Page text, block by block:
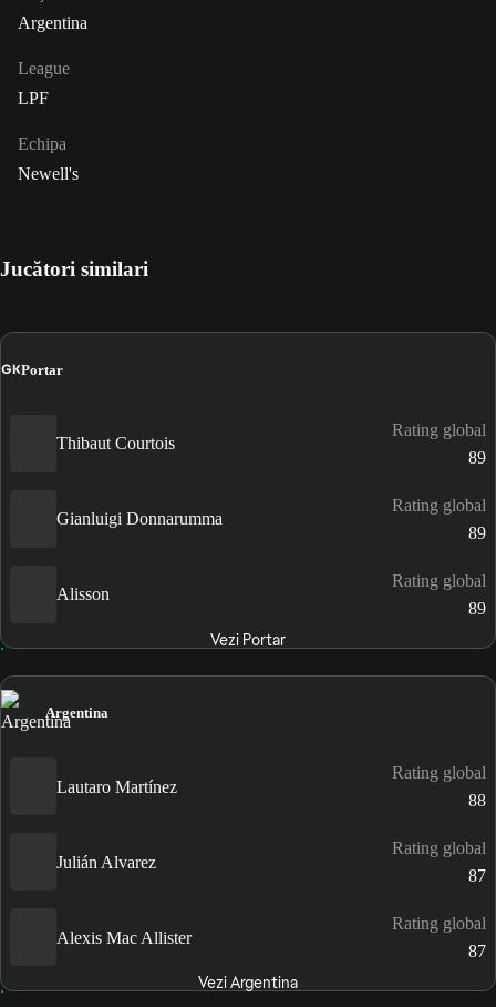
Argentina
League
LPF
Echipa
Newell's
Jucători similari
GKPortar
Thibaut Courtois
Rating global
89
Gianluigi Donnarumma
Rating global
89
Alisson
Rating global
89
Vezi Portar
Argentina
Lautaro Martínez
Rating global
88
Julián Alvarez
Rating global
87
Alexis Mac Allister
Rating global
87
Vezi Argentina